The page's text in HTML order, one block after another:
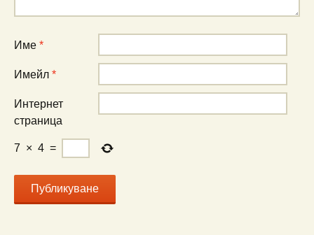
Име *
Имейл *
Интернет
страница
7 × 4 =